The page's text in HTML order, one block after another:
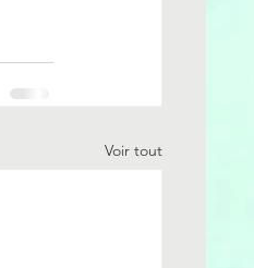
Voir tout